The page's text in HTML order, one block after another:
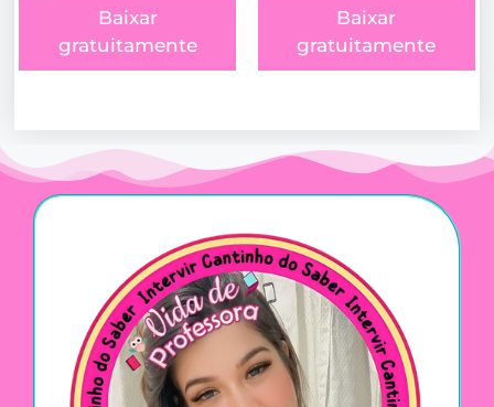
Baixar
gratuitamente
Baixar
gratuitamente